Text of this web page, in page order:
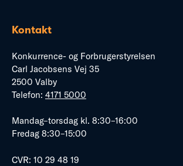
Kontakt
Konkurrence- og Forbrugerstyrelsen
Carl Jacobsens Vej 35
2500 Valby
Telefon: 4171 5000
Mandag–torsdag kl. 8:30–16:00
Fredag 8:30–15:00
CVR: 10 29 48 19